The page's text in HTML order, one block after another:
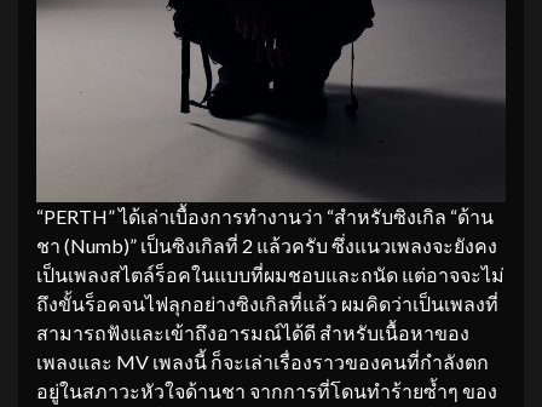
“PERTH” ได้เล่าเบื้องการทำงานว่า “สำหรับซิงเกิล “ด้าน
ชา (Numb)” เป็นซิงเกิลที่ 2 แล้วครับ ซึ่งแนวเพลงจะยังคง
เป็นเพลงสไตล์ร็อคในแบบที่ผมชอบและถนัด แต่อาจจะไม่
ถึงขั้นร็อคจนไฟลุกอย่างซิงเกิลที่แล้ว ผมคิดว่าเป็นเพลงที่
สามารถฟังและเข้าถึงอารมณ์ได้ดี สำหรับเนื้อหาของ
เพลงและ MV เพลงนี้ ก็จะเล่าเรื่องราวของคนที่กำลังตก
อยู่ในสภาวะหัวใจด้านชา จากการที่โดนทำร้ายซ้ำๆ ของ